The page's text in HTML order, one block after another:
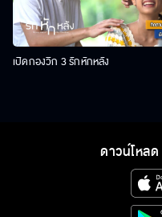
เปิดกองวิก 3 รักหักหลัง
ดาวน์โหลด